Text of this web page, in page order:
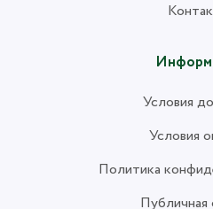
Условия
Условия
Политика